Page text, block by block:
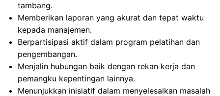
tambang.
Memberikan laporan yang akurat dan tepat waktu
kepada manajemen.
Berpartisipasi aktif dalam program pelatihan dan
pengembangan.
Menjalin hubungan baik dengan rekan kerja dan
pemangku kepentingan lainnya.
Menunjukkan inisiatif dalam menyelesaikan masalah